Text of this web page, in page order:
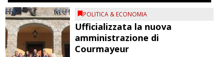
POLITICA & ECONOMIA
Ufficializzata la nuova
amministrazione di
Courmayeur